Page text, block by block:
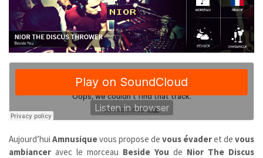
Aujourd’hui Amnusiquevous propose de vous évaderet de vous
ambiancer avec le morceau Beside You de Nior The Discus